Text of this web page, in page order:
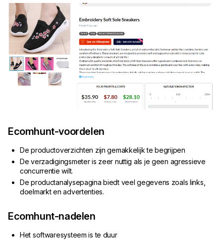
Ecomhunt-voordelen
De productoverzichten zijn gemakkelijk te begrijpen
De verzadigingsmeter is zeer nuttig als je geen agressieve
concurrentie wilt.
De productanalysepagina biedt veel gegevens zoals links,
doelmarkt en advertenties.
Ecomhunt-nadelen
Het softwaresysteem is te duur